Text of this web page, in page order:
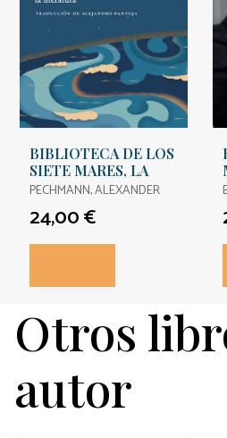
BIBLIOTECA DE LOS
SIETE MARES, LA
PECHMANN, ALEXANDER
24,00 €
Otros
autor